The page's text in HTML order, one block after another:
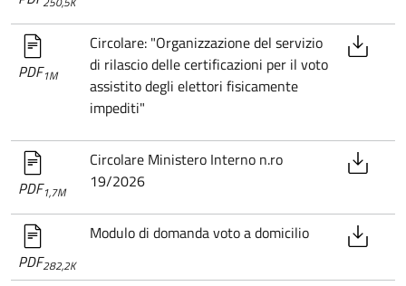
PDF1M
Circolare: "Organizzazione del servizio
di rilascio delle certificazioni per il voto
assistito degli elettori fisicamente
impediti"
PDF1,7M
Circolare Ministero Interno n.ro
19/2026
PDF282,2K
Modulo di domanda voto a domicilio